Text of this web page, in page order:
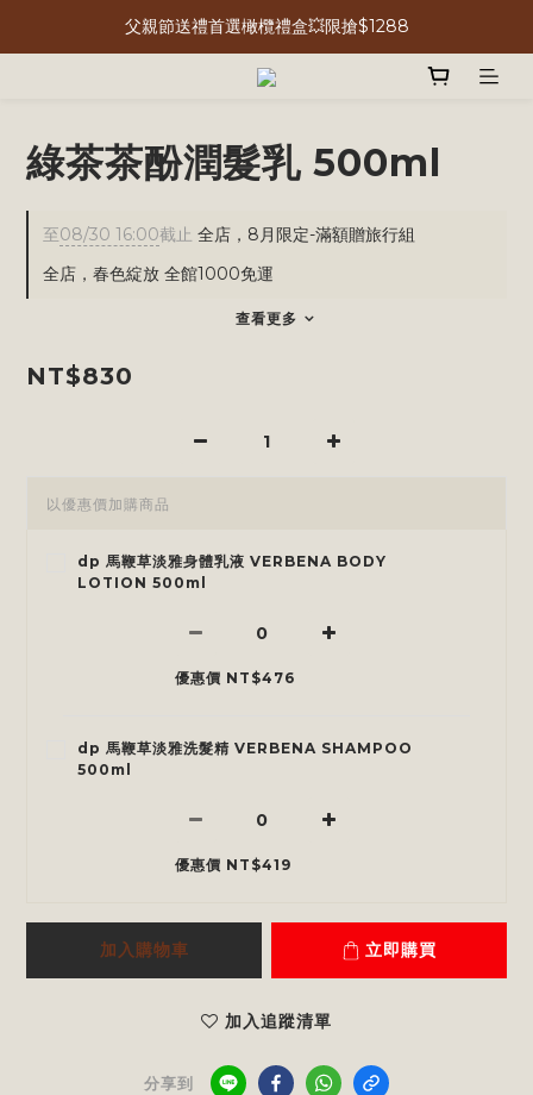
父親節送禮首選橄欖禮盒💥限搶$1288
綠茶茶酚潤髮乳 500ml
至08/30 16:00截止 全店，8月限定-滿額贈旅行組
全店，春色綻放 全館1000免運
查看更多
NT$830
以優惠價加購商品
dp 馬鞭草淡雅身體乳液 VERBENA BODY
LOTION 500ml
優惠價 NT$476
dp 馬鞭草淡雅洗髮精 VERBENA SHAMPOO
500ml
優惠價 NT$419
加入購物車 立即購買
加入追蹤清單
分享到